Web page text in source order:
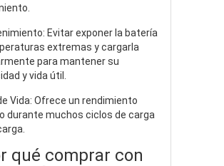
Evitar exponer la batería
extremas y cargarla
para mantener su
y vida útil.
Vida: Ofrece un rendimiento
durante muchos ciclos de carga
qué comprar con